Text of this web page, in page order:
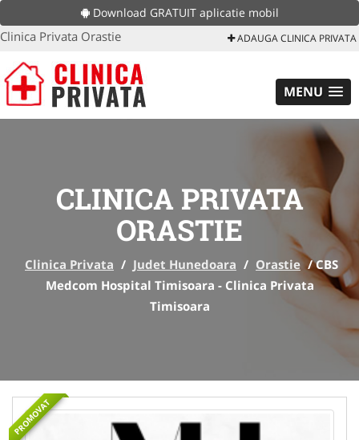
Download GRATUIT aplicatie mobil
Clinica Privata Orastie ADAUGA CLINICA PRIVATA
MENU
CLINICA PRIVATA
ORASTIE
Clinica Privata / Judet Hunedoara / Orastie /CBS
Medcom Hospital Timisoara - Clinica Privata
Timisoara
PROMOVAT